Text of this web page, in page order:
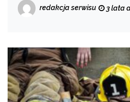
redakcja serwisu 3 lata